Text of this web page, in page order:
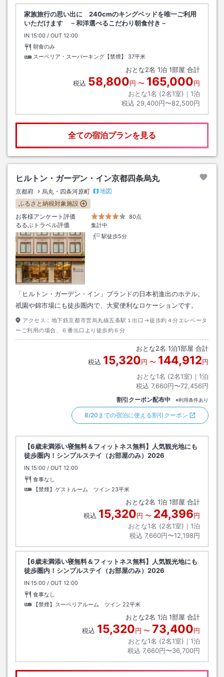
家族旅行の思い出に 240cmのキングベッドを唯一ご利用
いただけます －和洋選べるこだわり朝食付き－
IN チェックイン
15:00 / OUT チェックアウト
12:00
朝食のみ
スーペリア・スーパーキング【禁煙】
37平米
おとな2名 1泊 1部屋 合計
税込 58,800円 〜 165,000円
おとな1名 (2名1室)｜ 1泊
税込 29,400円〜82,500円
全ての宿泊プランを見る
ヒルトン・ガーデン・イン京都四条烏丸
京都府 烏丸・四条河原町
地図
ふるさと納税対象施設
お客様アンケート評価
80点
るるぶトラベル評価
集計中
駅徒歩5分
「ヒルトン・ガーデン・イン」ブランドの日本初進出のホテル。
祇園や錦市場にも徒歩圏内で、大変便利なロケーションです。
アクセス： 地下鉄京都市営烏丸線五条駅１出口→徒歩約４分エレベータ
ーご利用の場合、６番出口より徒歩約６分
おとな2名 1泊1部屋 合計
税込 15,320円 〜 144,912円
おとな1名 (2名1室)｜ 1泊
税込 7,660円〜72,456円
割引クーポン配布中 ※利用条件あり
8/20までの宿泊に使える割引クーポン
【6歳未満添い寝無料＆フィットネス無料】人気観光地にも
徒歩圏内！シンプルステイ（お部屋のみ）2026
IN チェックイン
15:00 / OUT チェックアウト
12:00
食事なし
【禁煙】ゲストルーム ツイン 23平米
おとな2名 1泊 1部屋 合計
税込 15,320円 〜 24,396円
おとな1名 (2名1室)｜ 1泊
税込 7,660円〜12,198円
【6歳未満添い寝無料＆フィットネス無料】人気観光地にも
徒歩圏内！シンプルステイ（お部屋のみ）2026
IN チェックイン
15:00 / OUT チェックアウト
12:00
食事なし
【禁煙】スーペリアルーム ツイン 22平米
おとな2名 1泊 1部屋 合計
税込 15,320円 〜 73,400円
おとな1名 (2名1室)｜ 1泊
税込 7,660円〜36,700円